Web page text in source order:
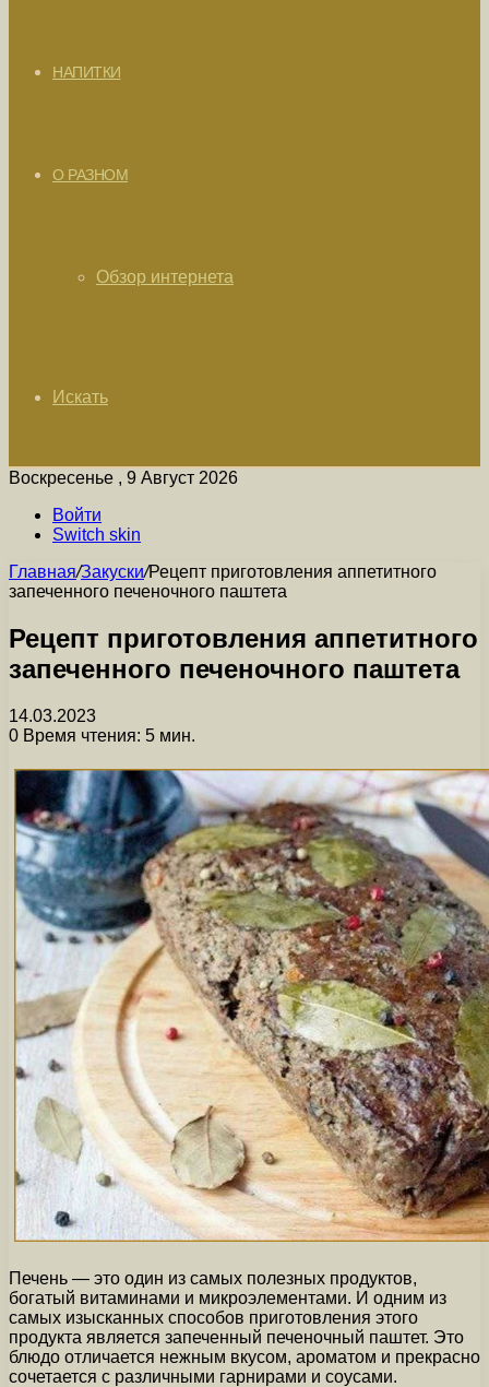
НАПИТКИ
О РАЗНОМ
Обзор интернета
Искать
Воскресенье , 9 Август 2026
Войти
Switch skin
Главная/Закуски/Рецепт приготовления аппетитного
запеченного печеночного паштета
Рецепт приготовления аппетитного
запеченного печеночного паштета
14.03.2023
0 Время чтения: 5 мин.
Печень — это один из самых полезных продуктов,
богатый витаминами и микроэлементами. И одним из
самых изысканных способов приготовления этого
продукта является запеченный печеночный паштет. Это
блюдо отличается нежным вкусом, ароматом и прекрасно
сочетается с различными гарнирами и соусами.